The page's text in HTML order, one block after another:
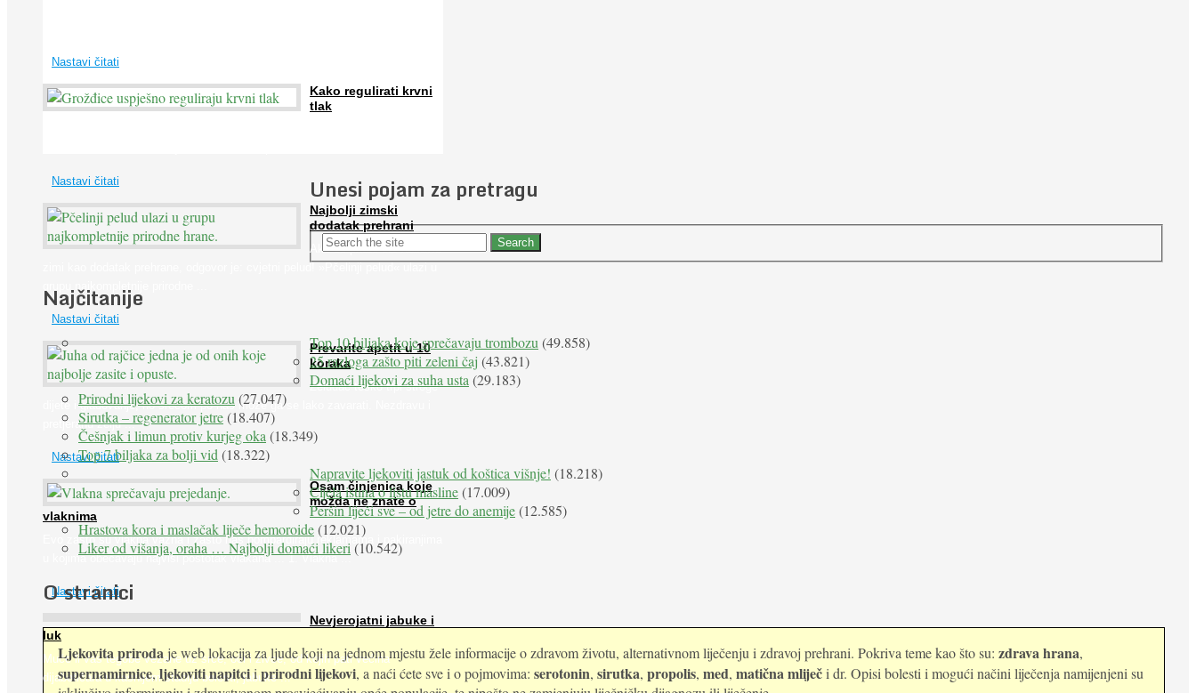
Nastavi čitati
Kako regulirati krvni
tlak
Nastavi čitati
Najbolji zimski
dodatak prehrani
Ako se pitate što nabaviti
grupu najkompletnije prirodne ...
Nastavi čitati
Prevarite apetit u 10
koraka
Želudac teško trpi stroge
dijete i gladovanje, no srećom po nas može ga se lako zavarati. Nezdravu i
pretjeranu želju ...
Nastavi čitati
Osam činjenica koje
možda ne znate o
vlaknima
Evo zašto su vlakna važna i zašto nas bombardiraju reklamama i pakiranjima
u kojima obećavaju najviši postotak vlakana ... 1. Vlakna ...
Nastavi čitati
Nevjerojatni jabuke i
luk
Muče li vas tegobe vezane uz srce, oči i živce, od kojih pati većina
dijabetičara u kasnijem stadiju bolesti, jabuke ...
Unesi pojam za pretragu
Najčitanije
Top 10 biljaka koje sprečavaju trombozu (49.858)
25 razloga zašto piti zeleni čaj (43.821)
Domaći lijekovi za suha usta (29.183)
Prirodni lijekovi za keratozu (27.047)
Sirutka – regenerator jetre(18.407)
Češnjak i limun protiv kurjeg oka (18.349)
Top 7 biljaka za bolji vid (18.322)
Napravite ljekoviti jastuk od koštica višnje! (18.218)
Cijela istina o listu masline(17.009)
Peršin liječi sve – od jetre do anemije(12.585)
Hrastova kora i maslačak liječe hemoroide(12.021)
Liker od višanja, oraha … Najbolji domaći likeri (10.542)
O stranici
Ljekovita prirodaje web lokacija za ljude koji na jednom mjestu žele informacije o zdravom životu, alternativnom liječenju i zdravoj prehrani. Pokriva teme kao što su: zdrava hrana,
supernamirnice,ljekoviti napitciiprirodni lijekovi, a naći ćete sve i o pojmovima: serotonin, sirutka, propolis, med, matična mliječi dr. Opisi bolesti i mogući načini liječenja namijenjeni su